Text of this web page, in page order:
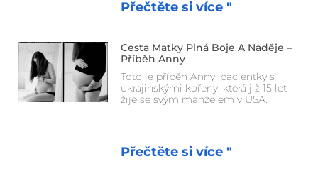
Přečtěte si více "
Cesta Matky Plná Boje A Naděje –
Příběh Anny
Toto je příběh Anny, pacientky s
ukrajinskými kořeny, která již 15 let
žije se svým manželem v USA.
Přečtěte si více "